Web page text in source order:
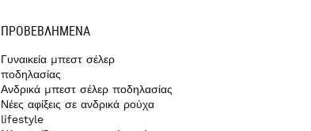
ΠΡΟΒΕΒΛΗΜΈΝΑ
Γυναικεία μπεστ σέλερ
ποδηλασίας
Ανδρικά μπεστ σέλερ ποδηλασίας
Νέες αφίξεις σε ανδρικά ρούχα
lifestyle